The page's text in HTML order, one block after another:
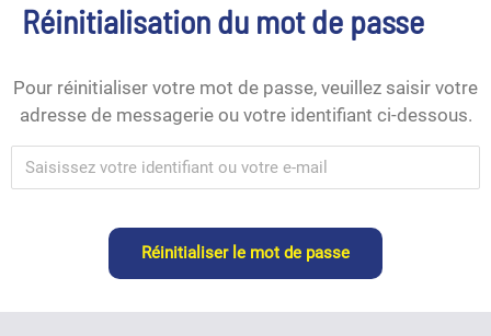
Réinitialisation du mot de passe
Pour réinitialiser votre mot de passe, veuillez saisir votre
adresse de messagerie ou votre identifiant ci-dessous.